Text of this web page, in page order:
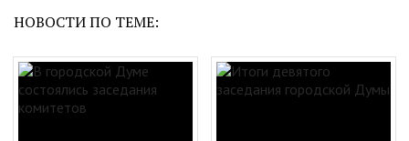
НОВОСТИ ПО ТЕМЕ: